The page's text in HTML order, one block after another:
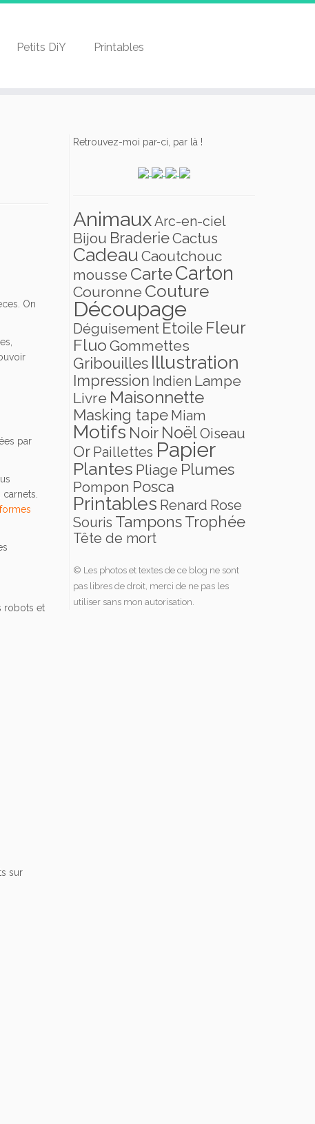
Petits DiY
Printables
On
par
robots et
sur
Retrouvez-moi par-ci, par là !
AnimauxArc-en-ciel
Bijou BraderieCactus
Cadeau Caoutchouc
mousse CarteCarton
Couronne Couture
Découpage
Déguisement Etoile Fleur
Fluo Gommettes
Gribouilles Illustration
Impression Indien Lampe
Livre Maisonnette
Masking tape Miam
Motifs Noir NoëlOiseau
Or Paillettes Papier
Plantes Pliage Plumes
Pompon Posca
Printables Renard Rose
Souris TamponsTrophée
Tête de mort
© Les photos et textes de ce blog ne sont
pas libres de droit, merci de ne pas les
utiliser sans mon autorisation.